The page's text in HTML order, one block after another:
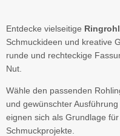
Entdecke vielseitige
Schmuckideen und kreative
runde und rechteckige
Nut.
Wähle den passenden
und gewünschter
eignen sich als Grundlage
Schmuckprojekte.